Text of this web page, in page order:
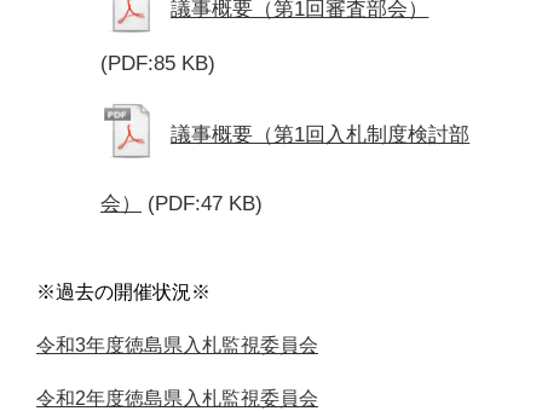
議事概要（第1回審査部会）
(PDF:85 KB)
議事概要（第1回入札制度検討部
会） (PDF:47 KB)
※過去の開催状況※
令和3年度徳島県入札監視委員会
令和2年度徳島県入札監視委員会